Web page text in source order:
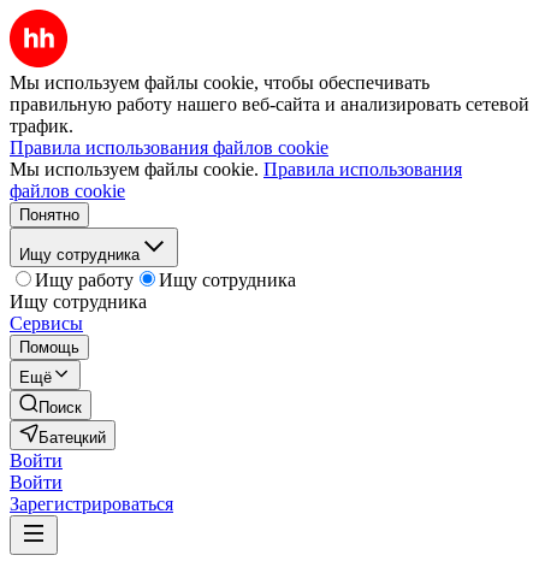
Мы используем файлы cookie, чтобы обеспечивать
правильную работу нашего веб-сайта и анализировать сетевой
трафик.
Правила использования файлов cookie
Мы используем файлы cookie. Правила использования
файлов cookie
Понятно
Ищу сотрудника
Ищу работу
Ищу сотрудника
Ищу сотрудника
Сервисы
Помощь
Ещё
Поиск
Батецкий
Войти
Войти
Зарегистрироваться